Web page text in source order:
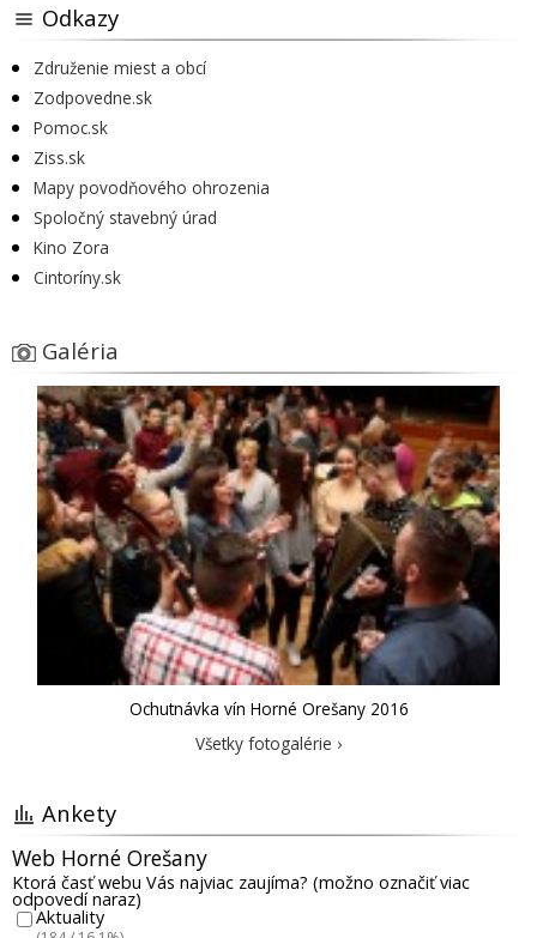
Odkazy
Združenie miest a obcí
Zodpovedne.sk
Pomoc.sk
Ziss.sk
Mapy povodňového ohrozenia
Spoločný stavebný úrad
Kino Zora
Cintoríny.sk
Galéria
Ochutnávka vín Horné Orešany 2016
Všetky fotogalérie ›
Ankety
Web Horné Orešany
Ktorá časť webu Vás najviac zaujíma? (možno označiť viac
odpovedí naraz)
Aktuality